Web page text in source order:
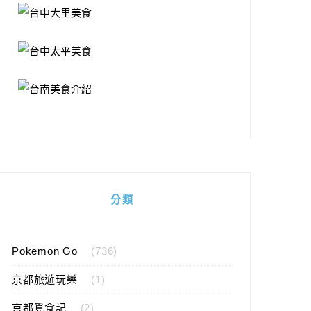
分類
Pokemon Go (736)
京都旅遊玩樂 (1)
京都覓食記 (2)